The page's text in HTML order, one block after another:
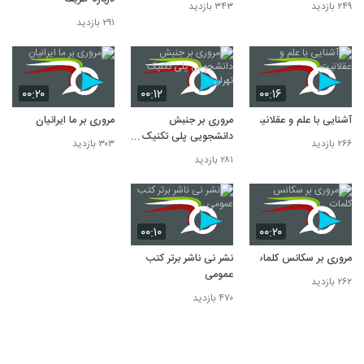
۲۴۹ بازدید ۳۴۳ بازدید
۲۹۱ بازدید
۰۰:۱۶
آشنایی با علم و عقلانیت
۲۶۶ بازدید
۰۰:۱۲
مروری بر جنبش
دانشجویی پلی تکنیک
تهران
۲۸۱ بازدید
۰۰:۲۰
مروری بر ما ایرانیان
۳۰۳ بازدید
۰۰:۲۰
مروری بر سکانس کلمات
۲۶۲ بازدید
۰۰:۱۰
نشر نی ناشر برتر کتب
عمومی
۴۷۰ بازدید